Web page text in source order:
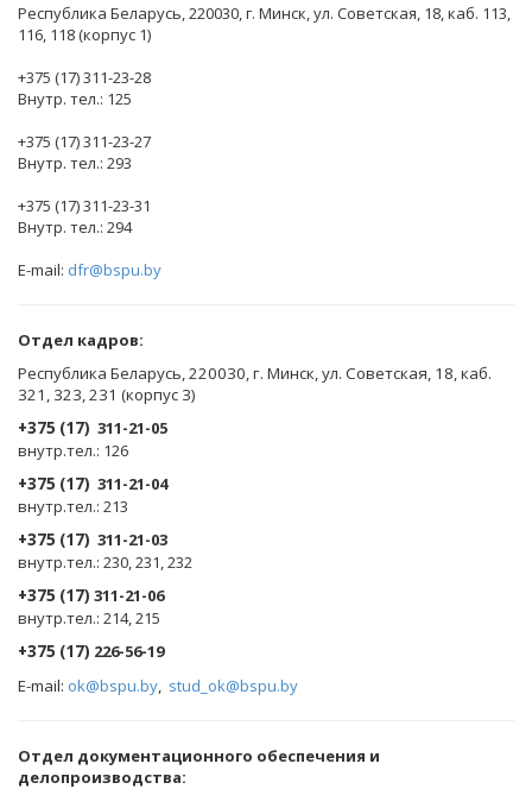
Республика Беларусь, 220030, г. Минск, ул. Советская, 18, каб. 113,
116, 118 (корпус 1)
+375 (17) 311-23-28
Внутр. тел.: 125
+375 (17) 311-23-27
Внутр. тел.: 293
+375 (17) 311-23-31
Внутр. тел.: 294
E-mail: dfr@bspu.by
Отдел кадров:
Республика Беларусь, 220030, г. Минск, ул. Советская, 18, каб.
321, 323, 231 (корпус 3)
+375 (17) 311-21-05
внутр.тел.: 126
+375 (17) 311-21-04
внутр.тел.: 213
+375 (17) 311-21-03
внутр.тел.: 230, 231, 232
+375 (17) 311-21-06
внутр.тел.: 214, 215
+375 (17) 226-56-19
E-mail: ok@bspu.by, stud_ok@bspu.by
Oтдел документационного обеспечения и
делопроизводства: